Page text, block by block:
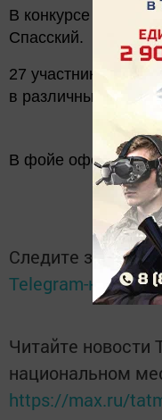
В конкурсе
Спасский.
27 участников
в различных
В фойе оформлена
Следите за
Telegram-канале
Читайте новости
национальном
https://max.ru/